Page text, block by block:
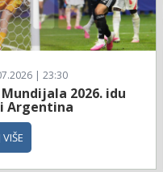
| 23:30
2026. idu
Argentina